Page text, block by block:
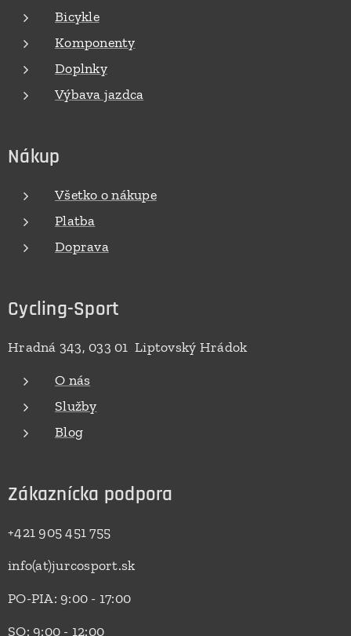
Bicykle
Komponenty
Doplnky
Výbava jazdca
Nákup
Všetko o nákupe
Platba
Doprava
Cycling-Sport
Hradná 343, 033 01 Liptovský Hrádok
O nás
Služby
Blog
Zákaznícka podpora
+421 905 451 755
info(at)jurcosport.sk
PO-PIA: 9:00 - 17:00
SO: 9:00 - 12:00